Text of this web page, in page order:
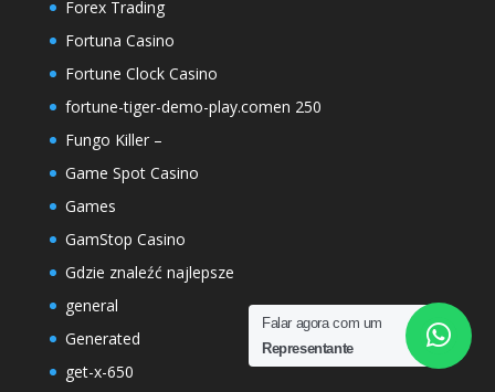
Falar agora com um
Representante
Forex Trading
Fortuna Casino
Fortune Clock Casino
fortune-tiger-demo-play.comen 250
Fungo Killer –
Game Spot Casino
Games
GamStop Casino
Gdzie znaleźć najlepsze
general
Generated
get-x-650